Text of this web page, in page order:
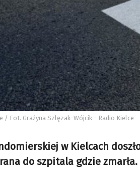
/ Fot. Grażyna Szlęzak-Wójcik - Radio Kielce
w Kielcach
do szpitala gdzie zmarła.